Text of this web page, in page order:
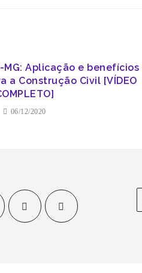
MG: Aplicação e benefícios
a Construção Civil [VÍDEO
06/12/2020